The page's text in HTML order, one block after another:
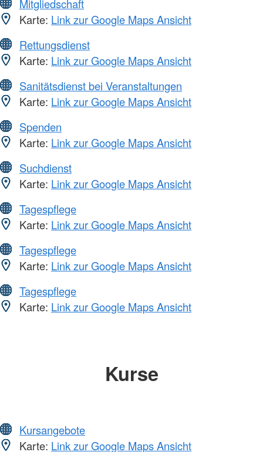
Mitgliedschaft
Karte: Link zur Google Maps Ansicht
Rettungsdienst
Karte: Link zur Google Maps Ansicht
Sanitätsdienst bei Veranstaltungen
Karte: Link zur Google Maps Ansicht
Spenden
Karte: Link zur Google Maps Ansicht
Suchdienst
Karte: Link zur Google Maps Ansicht
Tagespflege
Karte: Link zur Google Maps Ansicht
Tagespflege
Karte: Link zur Google Maps Ansicht
Tagespflege
Karte: Link zur Google Maps Ansicht
Kurse
Kursangebote
Karte: Link zur Google Maps Ansicht